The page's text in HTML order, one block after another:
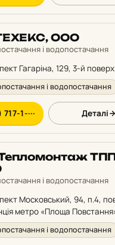
ООО
і водопостачання
Гагаріна, 129, 3-й
і водопостачання
1-··· Деталі
і водопостачання
Московський, 94, п.4,
метро «Площа
і водопостачання